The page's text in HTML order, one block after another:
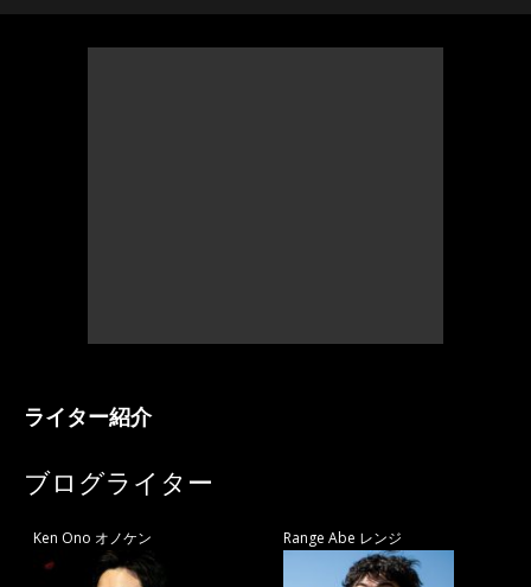
ライター紹介
ブログライター
Ken Ono オノケン Range Abe レンジ